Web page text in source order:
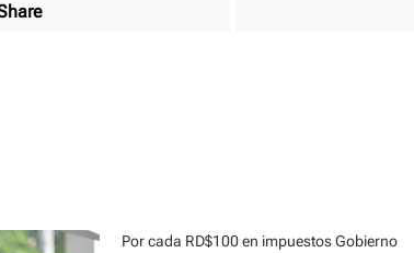
Por cada RD$100 en impuestos Gobierno